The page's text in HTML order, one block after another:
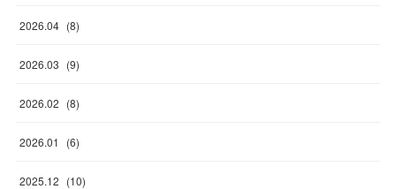
2026.04 (8)
2026.03 (9)
2026.02 (8)
2026.01 (6)
2025.12 (10)